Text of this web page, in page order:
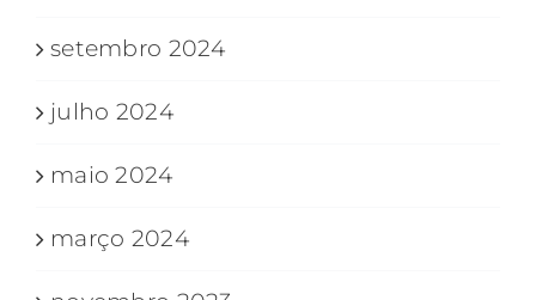
setembro 2024
julho 2024
maio 2024
março 2024